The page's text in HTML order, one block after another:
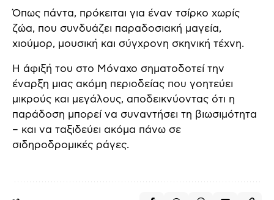
Όπως πάντα, πρόκειται για έναν τσίρκο χωρίς
ζώα, που συνδυάζει παραδοσιακή μαγεία,
χιούμορ, μουσική και σύγχρονη σκηνική τέχνη.
Η άφιξή του στο Μόναχο σηματοδοτεί την
έναρξη μιας ακόμη περιοδείας που γοητεύει
μικρούς και μεγάλους, αποδεικνύοντας ότι η
παράδοση μπορεί να συναντήσει τη βιωσιμότητα
– και να ταξιδεύει ακόμα πάνω σε
σιδηροδρομικές ράγες.